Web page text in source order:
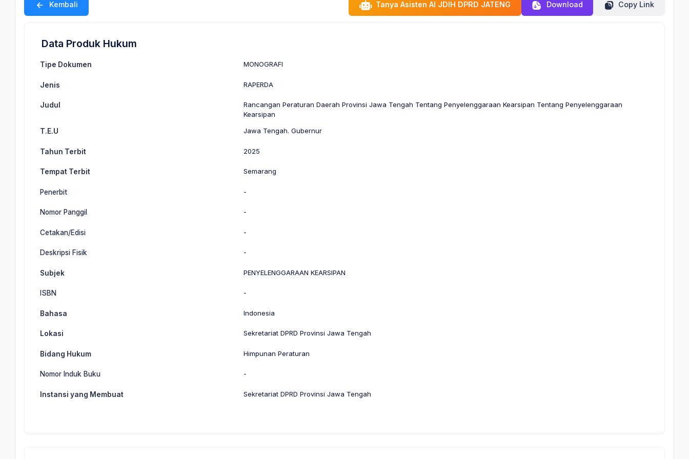
Kembali Tanya Asisten AI JDIH DPRD JATENG Download Copy Link
Data Produk Hukum
Tipe Dokumen MONOGRAFI
Jenis RAPERDA
Judul
Rancangan Peraturan Daerah Provinsi Jawa Tengah Tentang Penyelenggaraan Kearsipan Tentang Penyelenggaraan
Kearsipan
T.E.U Jawa Tengah. Gubernur
Tahun Terbit 2025
Tempat Terbit Semarang
Penerbit -
Nomor Panggil -
Cetakan/Edisi -
Deskripsi Fisik -
Subjek PENYELENGGARAAN KEARSIPAN
ISBN -
Bahasa Indonesia
Lokasi Sekretariat DPRD Provinsi Jawa Tengah
Bidang Hukum Himpunan Peraturan
Nomor Induk Buku -
Instansi yang Membuat Sekretariat DPRD Provinsi Jawa Tengah